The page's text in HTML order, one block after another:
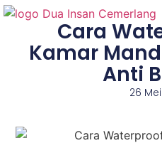
Cara
Kamar
Anti
26